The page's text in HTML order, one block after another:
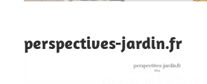
perspectives-jardin.fr